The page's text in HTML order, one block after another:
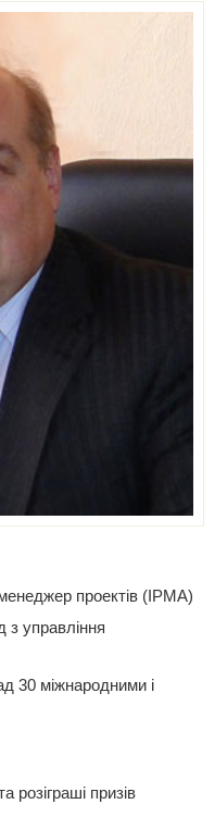
проектів (IPMA)
з управління
30 міжнародними і
розіграші призів